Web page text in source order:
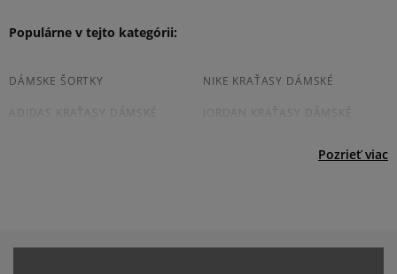
boxy: Z-BOX),
slovenská pošta - na adresu,
Dostupné spôsoby platby:
prevod,
Product.Safety.EMEA@nike.com
Produkt nemá žiadne recenzie
Populárne v tejto kategórii:
DÁMSKE ŠORTKY NIKE KRAŤASY DÁMSKÉ
ADIDAS KRAŤASY DÁMSKÉ JORDAN KRAŤASY DÁMSKÉ
Pozrieť viac